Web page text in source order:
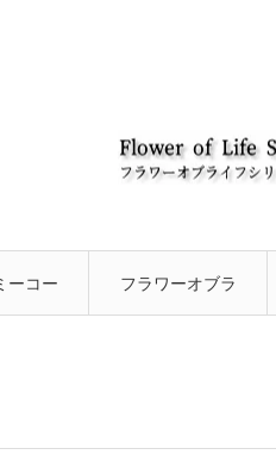
ーコー フラワーオブラ